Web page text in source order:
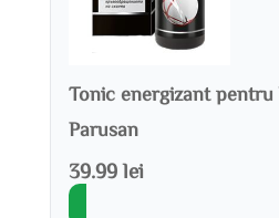
Tonic energizant pentru
Parusan
39.99 lei